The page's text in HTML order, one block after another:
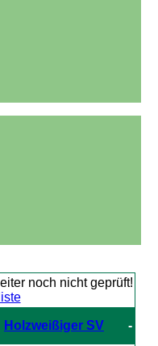
Holzweißiger SV -